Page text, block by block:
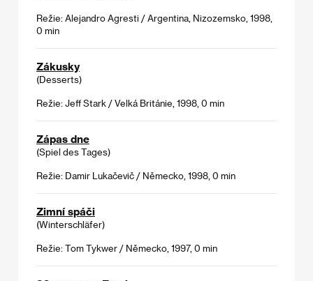
Režie: Alejandro Agresti / Argentina, Nizozemsko, 1998,
0 min
Zákusky
(Desserts)
Režie: Jeff Stark / Velká Británie, 1998, 0 min
Zápas dne
(Spiel des Tages)
Režie: Damir Lukačevič / Německo, 1998, 0 min
Zimní spáči
(Winterschläfer)
Režie: Tom Tykwer / Německo, 1997, 0 min